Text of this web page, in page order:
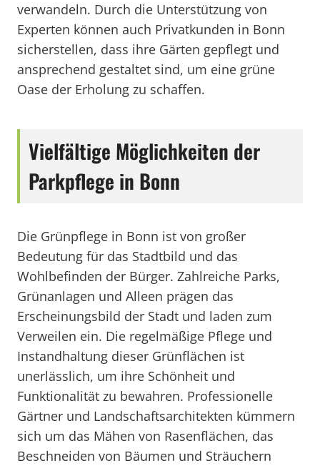
verwandeln. Durch die Unterstützung von
Experten können auch Privatkunden in Bonn
sicherstellen, dass ihre Gärten gepflegt und
ansprechend gestaltet sind, um eine grüne
Oase der Erholung zu schaffen.
Vielfältige Möglichkeiten der
Parkpflege in Bonn
Die Grünpflege in Bonn ist von großer
Bedeutung für das Stadtbild und das
Wohlbefinden der Bürger. Zahlreiche Parks,
Grünanlagen und Alleen prägen das
Erscheinungsbild der Stadt und laden zum
Verweilen ein. Die regelmäßige Pflege und
Instandhaltung dieser Grünflächen ist
unerlässlich, um ihre Schönheit und
Funktionalität zu bewahren. Professionelle
Gärtner und Landschaftsarchitekten kümmern
sich um das Mähen von Rasenflächen, das
Beschneiden von Bäumen und Sträuchern